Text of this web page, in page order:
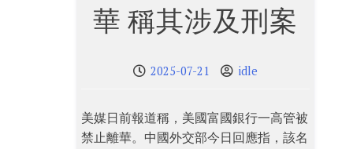
華 稱其涉及刑案
2025-07-21 idle
美媒日前報道稱，美國富國銀行一高管被
禁止離華。中國外交部今日回應指，該名